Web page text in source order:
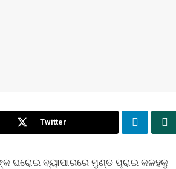
Twitter
ଘରୋଇ ବ୍ୟାପାରରେ ମୁଣ୍ଡ ପୂରାଇ କଳହକୁ